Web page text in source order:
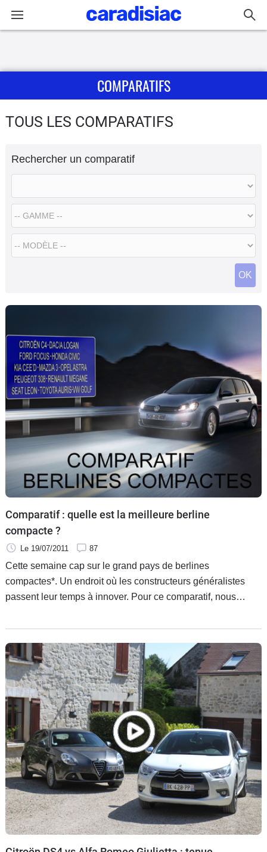
Actu
Guide
Electriques
Utilitaires
Forum
Moto
Marques
COMPARATIFS
TOUS LES COMPARATIFS
Rechercher un comparatif
OK
Comparatif : quelle est la meilleure berline
compacte ?
Le 19/07/2011 87
Cette semaine cap sur le grand pays de berlines
compactes*. Un endroit où les constructeurs généralistes
passent leur temps à innover. Pour ce comparatif, nous
France. Quelle est la meilleure ?* Les compactes haut de
gamme (Audi A3, BMW Série 1…) ont déjà fait l'objet d'un
comparatif, retrouvez-le ici.